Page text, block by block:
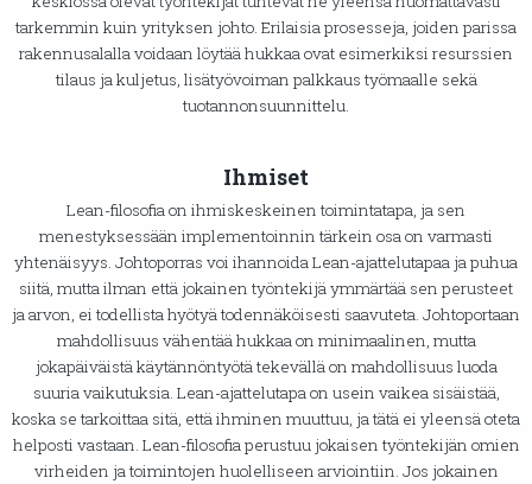
tarkemmin kuin yrityksen johto. Erilaisia prosesseja, joiden parissa
rakennusalalla voidaan löytää hukkaa ovat esimerkiksi resurssien
tilaus ja kuljetus, lisätyövoiman palkkaus työmaalle sekä
tuotannonsuunnittelu.
Ihmiset
Lean-filosofia on ihmiskeskeinen toimintatapa, ja sen
menestyksessään implementoinnin tärkein osa on varmasti
yhtenäisyys. Johtoporras voi ihannoida Lean-ajattelutapaa ja puhua
siitä, mutta ilman että jokainen työntekijä ymmärtää sen perusteet
ja arvon, ei todellista hyötyä todennäköisesti saavuteta. Johtoportaan
mahdollisuus vähentää hukkaa on minimaalinen, mutta
jokapäiväistä käytännöntyötä tekevällä on mahdollisuus luoda
suuria vaikutuksia. Lean-ajattelutapa on usein vaikea sisäistää,
koska se tarkoittaa sitä, että ihminen muuttuu, ja tätä ei yleensä oteta
helposti vastaan. Lean-filosofia perustuu jokaisen työntekijän omien
virheiden ja toimintojen huolelliseen arviointiin. Jos jokainen